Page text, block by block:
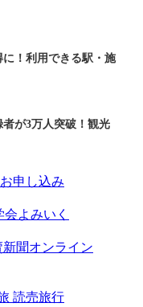
に！利用できる駅・施
が3万人突破！観光